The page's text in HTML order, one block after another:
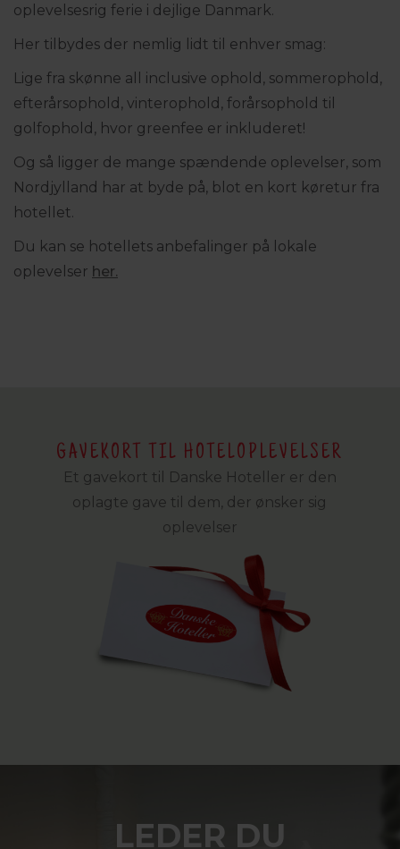
oplevelsesrig ferie i dejlige Danmark.
Her tilbydes der nemlig lidt til enhver smag:
Lige fra skønne all inclusive ophold, sommerophold,
efterårsophold, vinterophold, forårsophold til
golfophold, hvor greenfee er inkluderet!
Og så ligger de mange spændende oplevelser, som
Nordjylland har at byde på, blot en kort køretur fra
hotellet.
Du kan se hotellets anbefalinger på lokale
oplevelser her.
GAVEKORT TIL HOTELOPLEVELSER
Et gavekort til Danske Hoteller er den
oplagte gave til dem, der ønsker sig
oplevelser
LEDER DU